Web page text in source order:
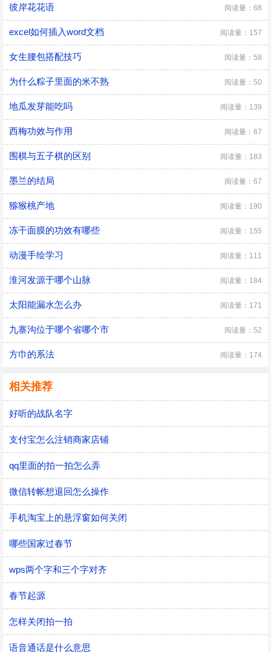
彼岸花花语 阅读量：68
excel如何插入word文档 阅读量：157
女生腰包搭配技巧 阅读量：58
为什么粽子里面的米不熟 阅读量：50
地瓜发芽能吃吗 阅读量：139
西梅功效与作用 阅读量：67
围棋与五子棋的区别 阅读量：183
墨兰的结局 阅读量：67
猕猴桃产地 阅读量：190
冻干面膜的功效有哪些 阅读量：155
动漫手绘学习 阅读量：111
淮河发源于哪个山脉 阅读量：184
太阳能漏水怎么办 阅读量：171
九寨沟位于哪个省哪个市 阅读量：52
方巾的系法 阅读量：174
相关推荐
好听的战队名字
支付宝怎么注销商家店铺
qq里面的拍一拍怎么弄
微信转帐想退回怎么操作
手机淘宝上的悬浮窗如何关闭
哪些国家过春节
wps两个字和三个字对齐
春节起源
怎样关闭拍一拍
语音通话是什么意思